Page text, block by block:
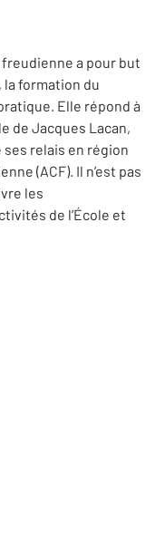
freudienne a pour but
la formation du
Elle répond à
de Jacques Lacan,
ses relais en région
(ACF). Il n’est pas
les
de l’École et